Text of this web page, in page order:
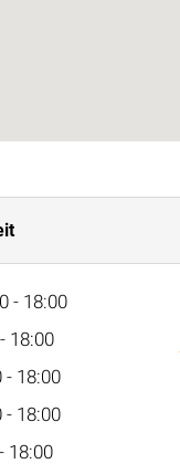
- 18:00
18:00
- 18:00
- 18:00
18:00